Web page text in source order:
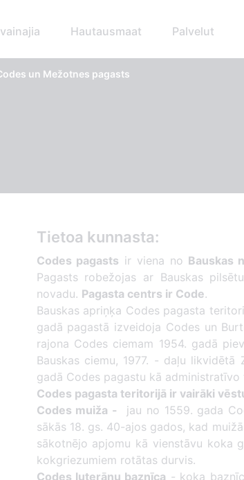
Hautausmaat Palvelut
un Mežotnes pagasts
Tietoa kunnasta:
Codes pagasts ir viena no Bauskas
Pagasts robežojas ar Bauskas
novadu. Pagasta centrs ir Code.
Bauskas apriņķa Codes pagasta
gadā pagastā izveidoja Codes un
rajona Codes ciemam 1954. gadā
Bauskas ciemu, 1977. - daļu likvidētā
gadā Codes pagastu kā
Codes pagasta teritorijā ir vairāki
Codes muiža -
jau no 1559. gada
sākās 18. gs. 40-ajos gados, kad
sākotnējo apjomu kā vienstāvu koka
kokgriezumiem rotātas durvis.
Codes luterāņu baznīca - koka